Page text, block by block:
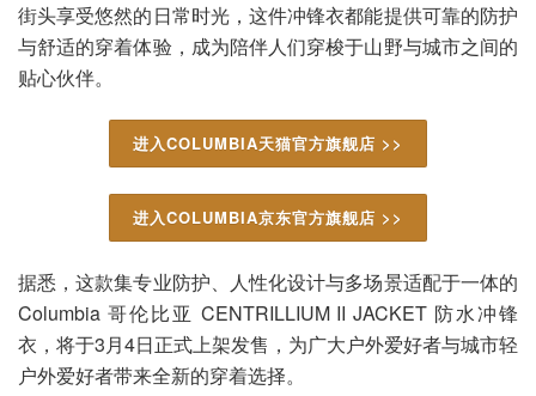
街头享受悠然的日常时光，这件冲锋衣都能提供可靠的防护
与舒适的穿着体验，成为陪伴人们穿梭于山野与城市之间的
贴心伙伴。
进入COLUMBIA天猫官方旗舰店 >>
进入COLUMBIA京东官方旗舰店 >>
据悉，这款集专业防护、人性化设计与多场景适配于一体的
Columbia 哥伦比亚 CENTRILLIUM II JACKET 防水冲锋
衣，将于3月4日正式上架发售，为广大户外爱好者与城市轻
户外爱好者带来全新的穿着选择。